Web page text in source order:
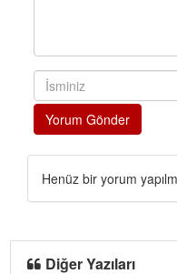
Yorum Gönder
Henüz bir yorum
Diğer Yazıları